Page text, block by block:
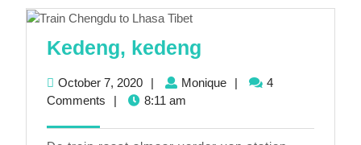
Kedeng, kedeng
October 7, 2020October
7,
| MoniqueMonique
|
4
Comments
| 8:11 am